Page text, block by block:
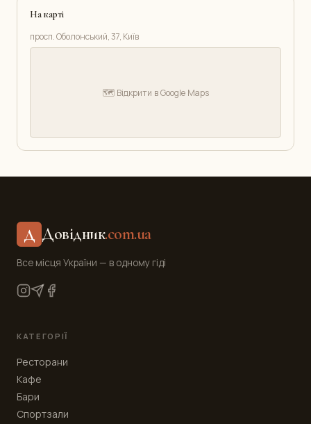
На карті
просп. Оболонський, 37, Київ
🗺️ Відкрити в Google Maps
Д Довідник.com.ua
Все місця України — в одному гіді
КАТЕГОРІЇ
Ресторани
Кафе
Бари
Спортзали